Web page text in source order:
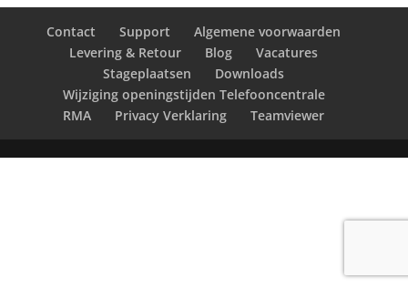
Contact Support
Algemene voorwaarden
Levering & Retour
Blog
Vacatures
Stageplaatsen
Downloads
Wijziging openingstijden Telefooncentrale
RMA
Privacy Verklaring Teamviewer